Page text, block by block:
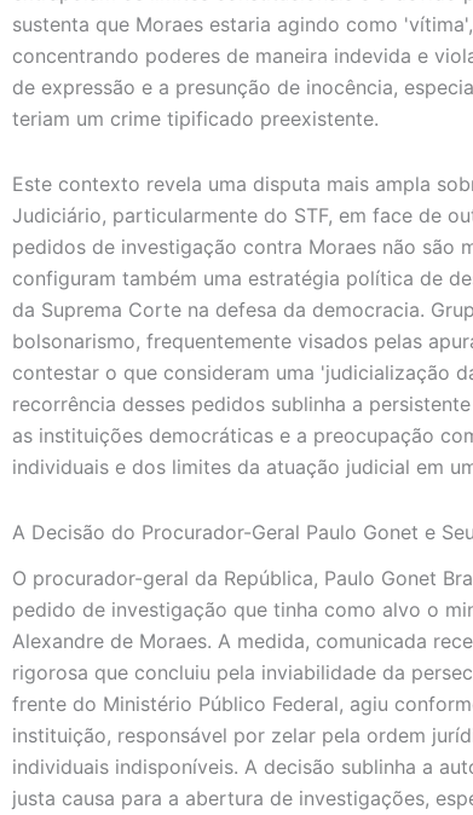
sustenta que Moraes estaria agindo como
concentrando poderes de maneira indevida e
de expressão e a presunção de inocência,
teriam um crime tipificado preexistente.
Este contexto revela uma disputa mais ampla
Judiciário, particularmente do STF, em face de
pedidos de investigação contra Moraes não são
configuram também uma estratégia política de
da Suprema Corte na defesa da democracia.
bolsonarismo, frequentemente visados pelas
contestar o que consideram uma 'judicialização
recorrência desses pedidos sublinha a
as instituições democráticas e a preocupação
individuais e dos limites da atuação judicial em
A Decisão do Procurador-Geral Paulo Gonet e
O procurador-geral da República, Paulo Gonet
pedido de investigação que tinha como alvo o
Alexandre de Moraes. A medida, comunicada
rigorosa que concluiu pela inviabilidade da
frente do Ministério Público Federal, agiu
instituição, responsável por zelar pela ordem
individuais indisponíveis. A decisão sublinha a
justa causa para a abertura de investigações,